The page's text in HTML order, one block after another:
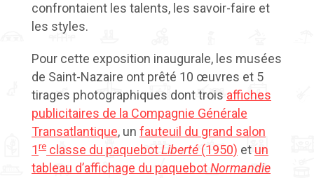
confrontaient les talents, les savoir-faire et
les styles.
Pour cette exposition inaugurale, les musées
de Saint-Nazaire ont prêté 10 œuvres et 5
tirages photographiques dont trois affiches
publicitaires de la Compagnie Générale
Transatlantique, un fauteuil du grand salon
1re classe du paquebotLiberté (1950) et un
tableau d’affichage du paquebotNormandie